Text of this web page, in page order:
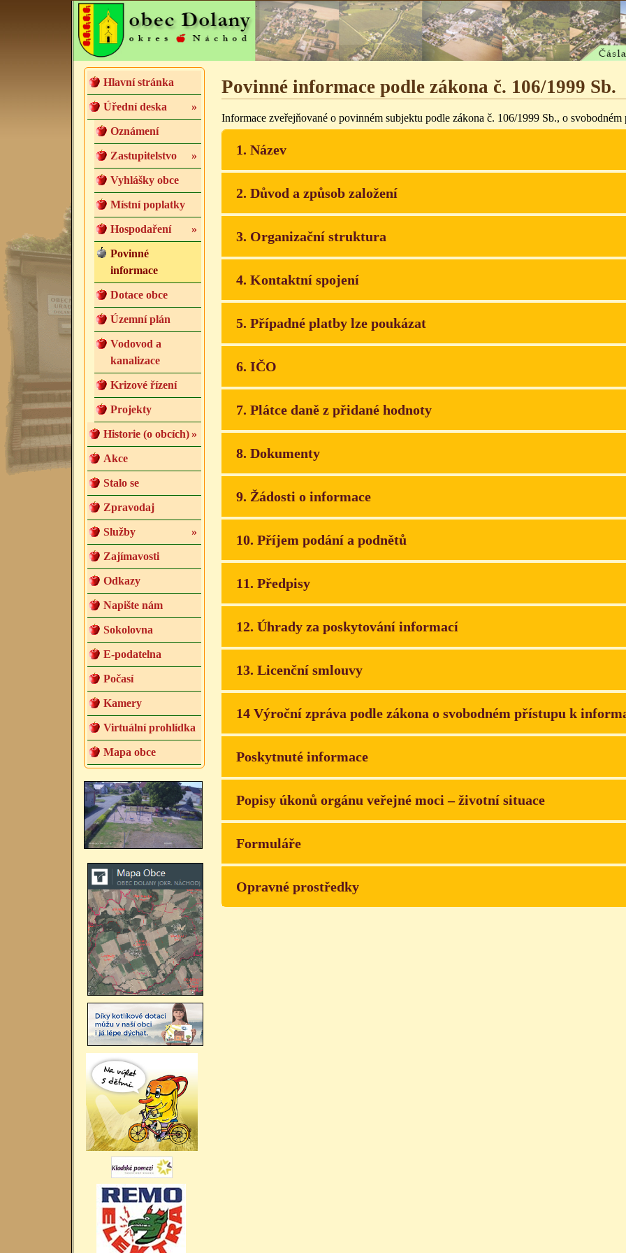
Hlavní stránka
Úřední deska »
Oznámení
Zastupitelstvo »
Vyhlášky obce
Místní poplatky
Hospodaření »
Povinné
informace
Dotace obce
Územní plán
Vodovod a
kanalizace
Krizové řízení
Projekty
Historie (o obcích)»
Akce
Stalo se
Zpravodaj
Služby »
Zajímavosti
Odkazy
Napište nám
Sokolovna
E-podatelna
Počasí
Kamery
Virtuální prohlídka
Mapa obce
Povinné informace podle zákona č. 106/1999 Sb.
Informace zveřejňované o povinném subjektu podle zákona č. 106/1999 Sb., o
1. Název
2. Důvod a způsob založení
3. Organizační struktura
4. Kontaktní spojení
5. Případné platby lze poukázat
6. IČO
7. Plátce daně z přidané hodnoty
8. Dokumenty
9. Žádosti o informace
10. Příjem podání a podnětů
11. Předpisy
12. Úhrady za poskytování informací
13. Licenční smlouvy
14 Výroční zpráva podle zákona o svobodném přístupu k
Poskytnuté informace
Popisy úkonů orgánu veřejné moci – životní situace
Formuláře
Opravné prostředky